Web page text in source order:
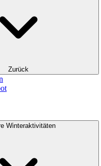
Zurück
Winteraktivitäten